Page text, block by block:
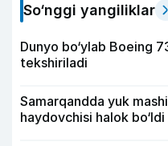
So‘nggi yangiliklar
Dunyo bo‘ylab Boeing
tekshiriladi
Samarqandda yuk
haydovchisi halok bo‘ldi